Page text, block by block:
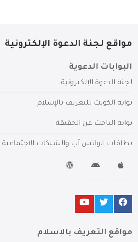
مواقع لجنة الدعوة الإلكترونية
البوابات الدعوية
لجنة الدعوة الإلكترونية
بوابة الكويت للتعريف بالإسلام
بوابة الباحث عن الحقيقة
بطاقات الواتس آب والشبكات الاجتماعية
مواقع التعريف بالإسلام